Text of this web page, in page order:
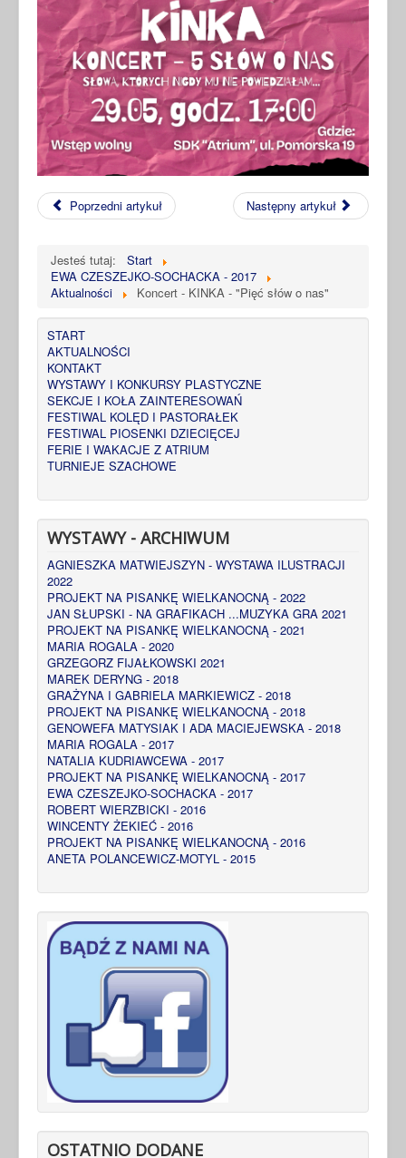
Poprzedni artykuł Następny artykuł
Jesteś tutaj:
Start
EWA CZESZEJKO-SOCHACKA - 2017
Aktualności
Koncert - KINKA - "Pięć słów o nas"
START
AKTUALNOŚCI
KONTAKT
WYSTAWY I KONKURSY PLASTYCZNE
SEKCJE I KOŁA ZAINTERESOWAŃ
FESTIWAL KOLĘD I PASTORAŁEK
FESTIWAL PIOSENKI DZIECIĘCEJ
FERIE I WAKACJE Z ATRIUM
TURNIEJE SZACHOWE
WYSTAWY - ARCHIWUM
AGNIESZKA MATWIEJSZYN - WYSTAWA ILUSTRACJI
2022
PROJEKT NA PISANKĘ WIELKANOCNĄ - 2022
JAN SŁUPSKI - NA GRAFIKACH ...MUZYKA GRA 2021
PROJEKT NA PISANKĘ WIELKANOCNĄ - 2021
MARIA ROGALA - 2020
GRZEGORZ FIJAŁKOWSKI 2021
MAREK DERYNG - 2018
GRAŻYNA I GABRIELA MARKIEWICZ - 2018
PROJEKT NA PISANKĘ WIELKANOCNĄ - 2018
GENOWEFA MATYSIAK I ADA MACIEJEWSKA - 2018
MARIA ROGALA - 2017
NATALIA KUDRIAWCEWA - 2017
PROJEKT NA PISANKĘ WIELKANOCNĄ - 2017
EWA CZESZEJKO-SOCHACKA - 2017
ROBERT WIERZBICKI - 2016
WINCENTY ŻEKIEĆ - 2016
PROJEKT NA PISANKĘ WIELKANOCNĄ - 2016
ANETA POLANCEWICZ-MOTYL - 2015
OSTATNIO DODANE